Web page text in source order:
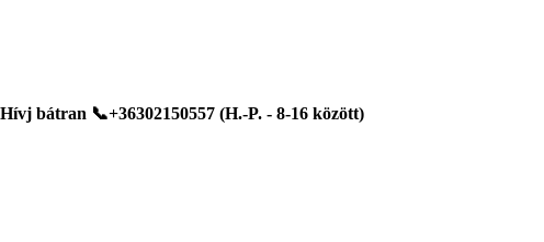
bátran 📞+36302150557 (H.-P. - 8-16 között)